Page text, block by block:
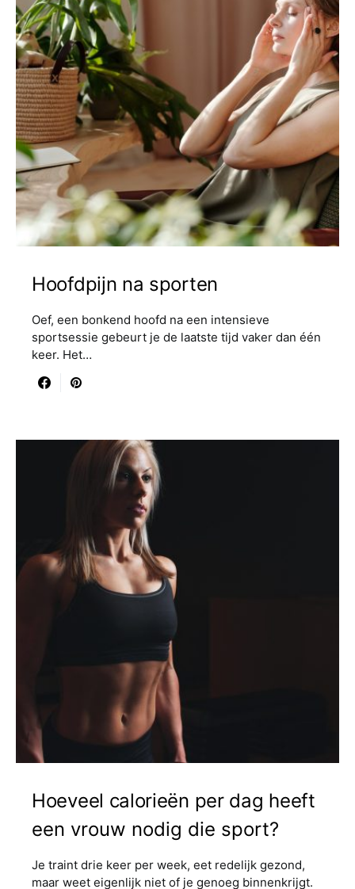
Hoofdpijn na sporten
Oef, een bonkend hoofd na een intensieve
sportsessie gebeurt je de laatste tijd vaker dan één
keer. Het…
Hoeveel calorieën per dag heeft
een vrouw nodig die sport?
Je traint drie keer per week, eet redelijk gezond,
maar weet eigenlijk niet of je genoeg binnenkrijgt.